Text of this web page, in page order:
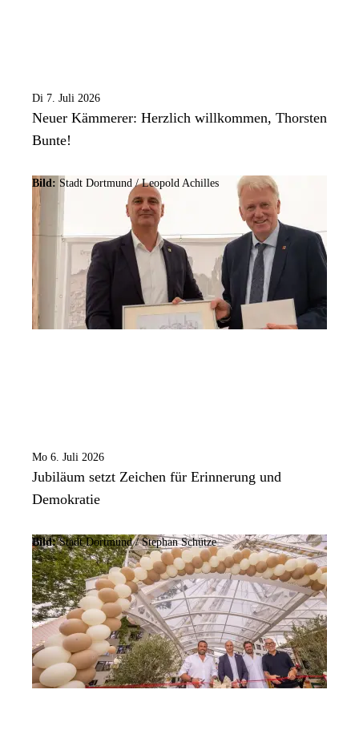
Di 7. Juli 2026
Neuer Kämmerer: Herzlich willkommen, Thorsten
Bunte!
Bild: Stadt Dortmund /Leopold Achilles
Mo 6. Juli 2026
Jubiläum setzt Zeichen für Erinnerung und
Demokratie
Bild:Stadt Dortmund / Stephan Schütze